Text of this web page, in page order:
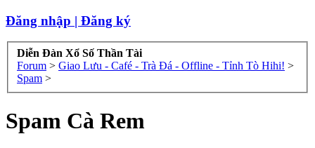
Đăng nhập | Đăng ký
Diễn Đàn Xổ Số Thần Tài
Forum > Giao Lưu - Café - Trà Đá - Offline - Tỉnh Tò Hihi! >
Spam >
Spam Cà Rem